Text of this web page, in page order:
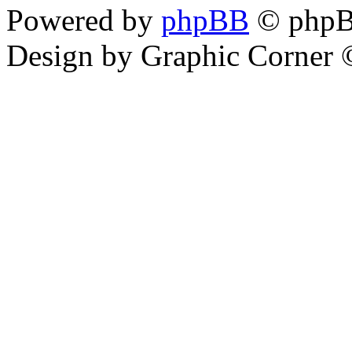
Powered by phpBB ©
Design by Graphic Corner